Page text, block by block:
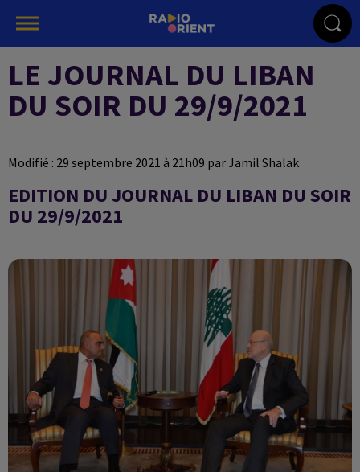
LE JOURNAL DU LIBAN
DU SOIR DU 29/9/2021
Modifié : 29 septembre 2021 à 21h09 par Jamil Shalak
EDITION DU JOURNAL DU LIBAN DU SOIR
DU 29/9/2021